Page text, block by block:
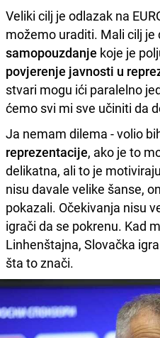
Veliki cilj je odlazak na
možemo uraditi. Mali cilj
samopouzdanje koje je
povjerenje javnosti u
stvari mogu ići paralelno
ćemo svi mi sve učiniti da
Ja nemam dilema - volio
reprezentacije, ako je to
delikatna, ali to je
nisu davale velike šanse,
pokazali. Očekivanja nisu
igrači da se pokrenu. Kad
Linhenštajna, Slovačka
šta to znači.